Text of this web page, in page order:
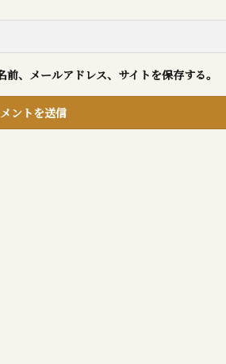
、メールアドレス、サイトを保存する。